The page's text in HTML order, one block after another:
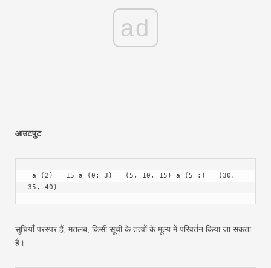
ad
आउटपुट
35, 40)
सूचियाँ परस्पर हैं, मतलब, किसी सूची के तत्वों के मूल्य में परिवर्तन किया जा सकता
है।